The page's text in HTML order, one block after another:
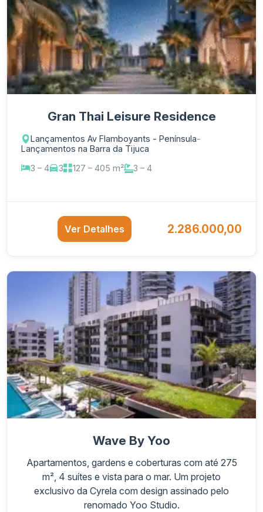
Gran Thai Leisure Residence
Lançamentos Av Flamboyants - Península-
Lançamentos na Barra da Tijuca
3 – 4
3 127 – 405 m² 3 – 4
Ver Detalhes 2.286.000,00
Wave By Yoo
Apartamentos, gardens e coberturas com até 275
m², 4 suítes e vista para o mar. Um projeto
exclusivo da Cyrela com design assinado pelo
renomado Yoo Studio.